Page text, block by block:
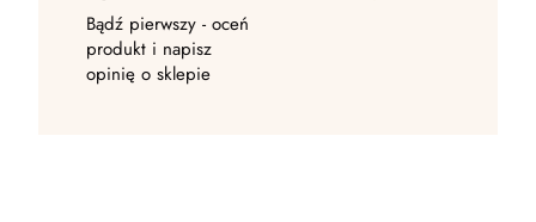
Bądź pierwszy - oceń
produkt i napisz
opinię o sklepie